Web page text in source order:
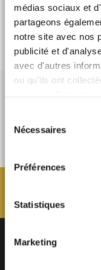
médias sociaux et
partageons
notre site avec nos
publicité et
avec d'autres
ou qu'ils ont
cliquant sur « tout
cookies (sauf
paramétrer vos
autoriser ma
consentement à
relative aux cookies
Nécessaires
Préférences
Statistiques
Marketing
> Discover
> Instagram